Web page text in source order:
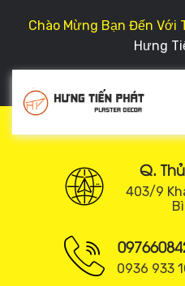
Chào Mừng Bạn Đến Với
Hưng
Q.
403/9
0936 933